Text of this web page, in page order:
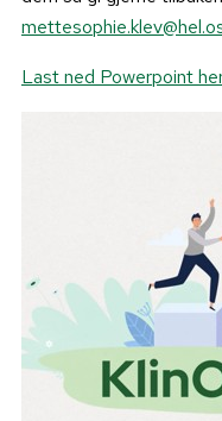
Last ned Powerpoint